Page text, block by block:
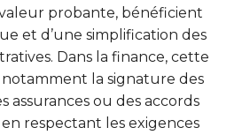
probante, bénéficient
et d’une simplification des
Dans la finance, cette
la signature des
assurances ou des accords
respectant les exigences